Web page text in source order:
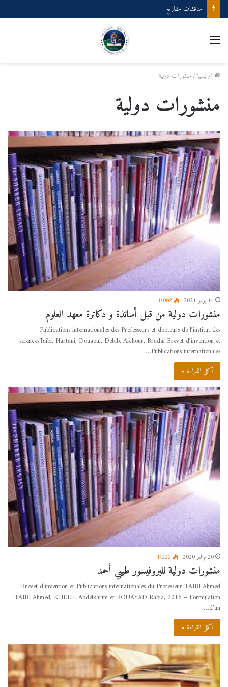
مناقشات مشاريع نهاية طور اليسانس GM GP
القائمة
الرئيسية/منشورات دولية
منشورات دولية
14 يونيو 2021 1٬002
منشورات دولية من قبل أساتذة و دكاترة معهد العلوم
Publications internationales des Professeurs et docteurs de l’institut des
sciencesTaibi, Hartani, Douaoui, Debib, Aichour, Bradai Brevet d’invention et
Publications internationales…
أكمل القراءة »
20 نوفمبر 2020 1٬222
منشورات دولية للبروفيسور طيبي أحمد
Brevet d’invention et Publications internationales du Professeur TAIBI Ahmed
TAIBI Ahmed, KHELIL Abdelkarim et BOUAYAD Rabia, 2016 – Formulation
d’un…
أكمل القراءة »